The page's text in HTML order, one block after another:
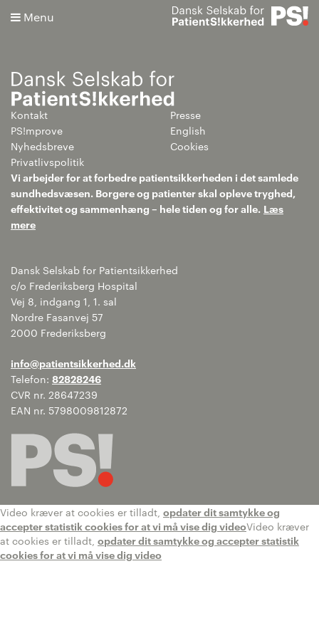
Menu
Søg
Avanceret søgning
Kontakt
Presse
PS!mprove
English
Nyhedsbreve
Cookies
Privatlivspolitik
Vi arbejder for at forbedre patientsikkerheden i det samlede
sundhedsvæsen. Borgere og patienter skal opleve tryghed,
effektivitet og sammenhæng – hele tiden og for alle. Læs
mere
Dansk Selskab for Patientsikkerhed
c/o Frederiksberg Hospital
Vej 8, indgang 1, 1. sal
Nordre Fasanvej 57
2000 Frederiksberg
info@patientsikkerhed.dk
Telefon: 82828246
CVR nr. 28647239
EAN nr. 5798009812872
Video kræver at cookies er tilladt, opdater dit samtykke og
accepter statistik cookies for at vi må vise dig videoVideo kræver
at cookies er tilladt, opdater dit samtykke og accepter statistik
cookies for at vi må vise dig video